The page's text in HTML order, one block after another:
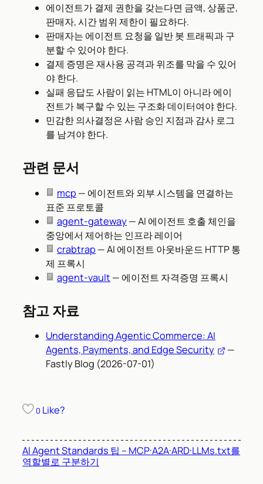
에이전트가 결제 권한을 갖는다면 금액, 상품군,
판매자, 시간 범위 제한이 필요하다.
판매자는 에이전트 요청을 일반 봇 트래픽과 구
분할 수 있어야 한다.
결제 증명은 재사용 공격과 위조를 막을 수 있어
야 한다.
실패 응답도 사람이 읽는 HTML이 아니라 에이
전트가 복구할 수 있는 구조화 데이터여야 한다.
민감한 의사결정은 사람 승인 지점과 감사 로그
를 남겨야 한다.
관련 문서
mcp — 에이전트와 외부 시스템을 연결하는
표준 프로토콜
agent-gateway— AI 에이전트 호출 체인을
중앙에서 제어하는 인프라 레이어
crabtrap — AI 에이전트 아웃바운드 HTTP 통
제 프록시
agent-vault — 에이전트 자격증명 프록시
참고 자료
Understanding Agentic Commerce: AI
Agents, Payments, and Edge Security
—
Fastly Blog (2026-07-01)
0 Like?
AI Agent Standards 팁 – MCP·A2A·ARD·LLMs.txt를
역할별로 구분하기